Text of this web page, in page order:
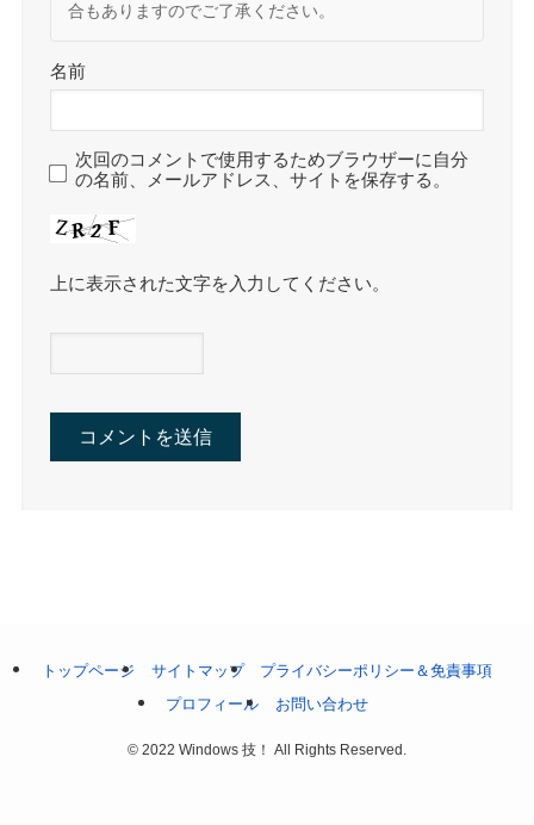
合もありますのでご了承ください。
名前
次回のコメントで使用するためブラウザーに自分
の名前、メールアドレス、サイトを保存する。
上に表示された文字を入力してください。
トップページ サイトマップ
プライバシーポリシー＆免責事項
プロフィール
お問い合わせ
© 2022 Windows 技！ All Rights Reserved.